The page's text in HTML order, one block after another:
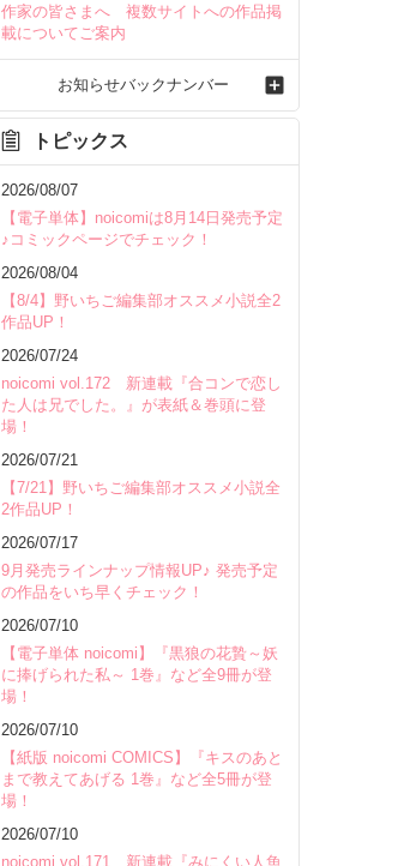
作家の皆さまへ 複数サイトへの作品掲
載についてご案内
お知らせバックナンバー
トピックス
2026/08/07
【電子単体】noicomiは8月14日発売予定
♪コミックページでチェック！
2026/08/04
【8/4】野いちご編集部オススメ小説全2
作品UP！
2026/07/24
noicomi vol.172 新連載『合コンで恋し
た人は兄でした。』が表紙＆巻頭に登
場！
2026/07/21
【7/21】野いちご編集部オススメ小説全
2作品UP！
2026/07/17
9月発売ラインナップ情報UP♪ 発売予定
の作品をいち早くチェック！
2026/07/10
【電子単体 noicomi】『黒狼の花贄～妖
に捧げられた私～ 1巻』など全9冊が登
場！
2026/07/10
【紙版 noicomi COMICS】『キスのあと
まで教えてあげる 1巻』など全5冊が登
場！
2026/07/10
noicomi vol.171 新連載『みにくい人魚